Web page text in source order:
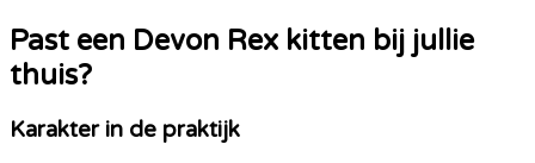
Past een Devon Rex kitten bij jullie
thuis?
Karakter in de praktijk